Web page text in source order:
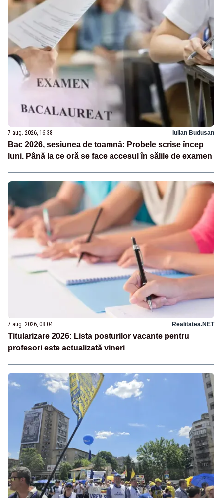
7 aug. 2026, 16:38 Iulian Budusan
Bac 2026, sesiunea de toamnă: Probele scrise încep
luni. Până la ce oră se face accesul în sălile de examen
7 aug. 2026, 08:04 Realitatea.NET
Titularizare 2026: Lista posturilor vacante pentru
profesori este actualizată vineri